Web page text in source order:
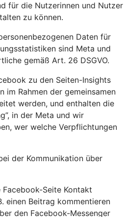
für die Nutzerinnen und Nutzer
zu können.
Daten für
sind Meta und
gemäß Art. 26 DSGVO.
zu den Seiten-Insights
im Rahmen der gemeinsamen
werden, und enthalten die
in der Meta und wir
wer welche Verpflichtungen
der Kommunikation über
Seite Kontakt
einen Beitrag kommentieren
den Facebook-Messenger